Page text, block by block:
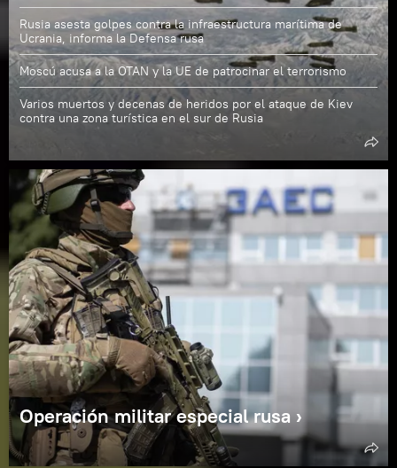
Rusia asesta golpes contra la infraestructura marítima de
Ucrania, informa la Defensa rusa
Moscú acusa a la OTAN y la UE de patrocinar el terrorismo
Varios muertos y decenas de heridos por el ataque de Kiev
contra una zona turística en el sur de Rusia
Operación militar especial rusa ›